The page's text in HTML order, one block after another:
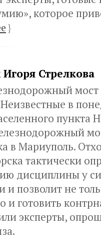
которое
}
Стрелкова
мост
в
пункта
в Мариуполь.
тактически
дисциплины у
и позволит не
и готовить
эксперты,